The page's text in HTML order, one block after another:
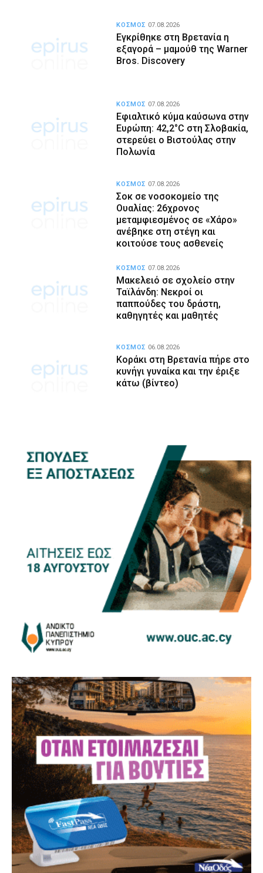
Εγκρίθηκε στη Βρετανία η
εξαγορά – μαμούθ της Warner
Bros. Discovery
ΚΟΣΜΟΣ 07.08.2026
Εφιαλτικό κύμα καύσωνα στην
Ευρώπη: 42,2°C στη Σλοβακία,
στερεύει ο Βιστούλας στην
Πολωνία
ΚΟΣΜΟΣ 07.08.2026
Σοκ σε νοσοκομείο της
Ουαλίας: 26χρονος
μεταμφιεσμένος σε «Χάρο»
ανέβηκε στη στέγη και
κοιτούσε τους ασθενείς
ΚΟΣΜΟΣ 07.08.2026
Μακελειό σε σχολείο στην
Ταϊλάνδη: Νεκροί οι
παππούδες του δράστη,
καθηγητές και μαθητές
ΚΟΣΜΟΣ 07.08.2026
Κοράκι στη Βρετανία πήρε στο
κυνήγι γυναίκα και την έριξε
κάτω (βίντεο)
ΚΟΣΜΟΣ 06.08.2026